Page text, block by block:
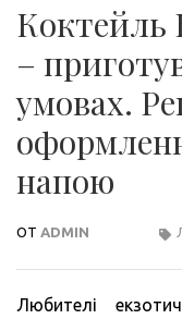
Коктейль
–
умовах.
напою
ОТ ADMIN
Любителі